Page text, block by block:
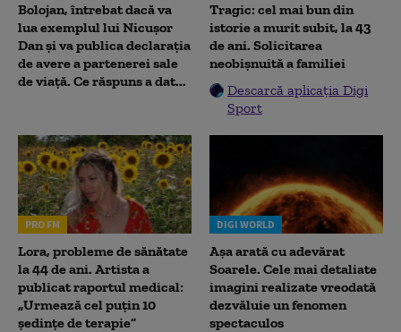
Bolojan, întrebat dacă va
lua exemplul lui Nicușor
Dan și va publica declarația
de avere a partenerei sale
de viață. Ce răspuns a dat...
Tragic: cel mai bun din
istorie a murit subit, la 43
de ani. Solicitarea
neobișnuită a familiei
Descarcă aplicația Digi
Sport
PRO FM
Lora, probleme de sănătate
la 44 de ani. Artista a
publicat raportul medical:
„Urmează cel puțin 10
ședințe de terapie”
DIGI WORLD
Așa arată cu adevărat
Soarele. Cele mai detaliate
imagini realizate vreodată
dezvăluie un fenomen
spectaculos